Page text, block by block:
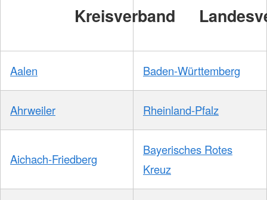
Kreisverband
Aalen Baden-Württemberg
Ahrweiler Rheinland-Pfalz
Aichach-Friedberg
Bayerisches Rotes
Kreuz